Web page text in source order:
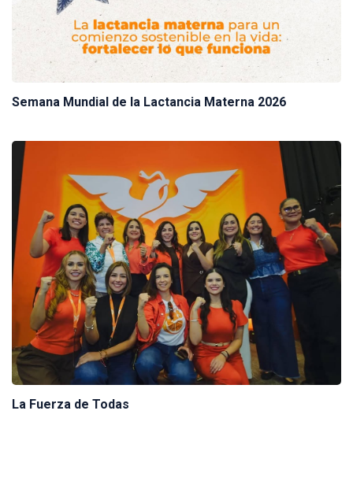
Semana Mundial de la Lactancia Materna 2026
La Fuerza de Todas